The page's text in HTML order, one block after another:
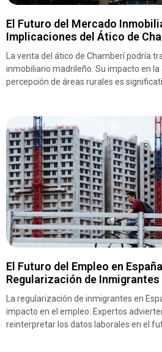
El Futuro del Mercado
Implicaciones del Ático de
La venta del ático de Chamberí podría
inmobiliario madrileño. Su impacto en la
percepción de áreas rurales es
El Futuro del Empleo en
Regularización de Inmigrantes
La regularización de inmigrantes en
impacto en el empleo. Expertos
reinterpretar los datos laborales en el